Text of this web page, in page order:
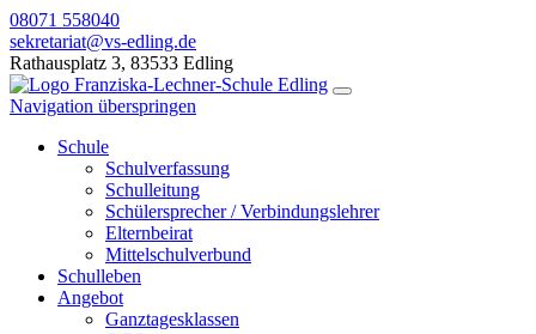
08071 558040
sekretariat@vs-edling.de
Rathausplatz 3, 83533 Edling
Navigation überspringen
Schule
Schulverfassung
Schulleitung
Schülersprecher / Verbindungslehrer
Elternbeirat
Mittelschulverbund
Schulleben
Angebot
Ganztagesklassen